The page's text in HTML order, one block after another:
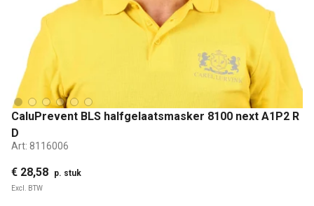
CaluPrevent BLS halfgelaatsmasker 8100 next A1P2 R
D
Art: 8116006
€ 28,58 p. stuk
Excl. BTW